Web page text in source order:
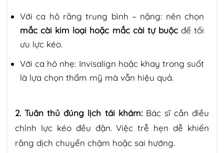
Với ca hô răng trung bình – nặng: nên chọn
mắc cài kim loại hoặc mắc cài tự buộcđể tối
ưu lực kéo.
Với ca hô nhẹ: Invisalign hoặc khay trong suốt
là lựa chọn thẩm mỹ mà vẫn hiệu quả.
2. Tuân thủ đúng lịch tái khám: Bác sĩ cần điều
chỉnh lực kéo đều đặn. Việc trễ hẹn dễ khiến
răng dịch chuyển chậm hoặc sai hướng.